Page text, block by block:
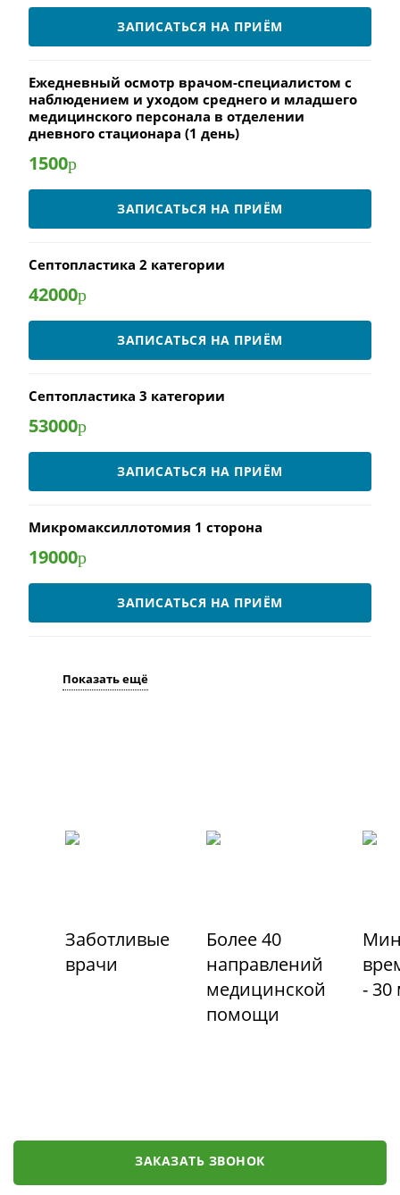
ЗАПИСАТЬСЯ НА ПРИЁМ
Ежедневный осмотр врачом-специалистом с
наблюдением и уходом среднего и младшего
медицинского персонала в отделении
дневного стационара (1 день)
1500р
ЗАПИСАТЬСЯ НА ПРИЁМ
Септопластика 2 категории
42000р
ЗАПИСАТЬСЯ НА ПРИЁМ
Септопластика 3 категории
53000р
ЗАПИСАТЬСЯ НА ПРИЁМ
Микромаксиллотомия 1 сторона
19000р
ЗАПИСАТЬСЯ НА ПРИЁМ
Показать ещё
Заботливые
врачи
Более 40
направлений
медицинской
помощи
- 30
ЗАКАЗАТЬ ЗВОНОК